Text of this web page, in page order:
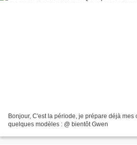
Bonjour, C'est la période, je prépare déjà mes
quelques modèles : @ bientôt Gwen